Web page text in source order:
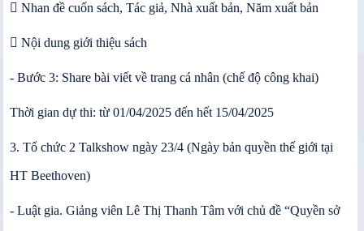
 Nhan đề cuốn sách, Tác giả, Nhà xuất bản, Năm xuất bản
 Nội dung giới thiệu sách
- Bước 3: Share bài viết về trang cá nhân (chế độ công khai)
Thời gian dự thi: từ 01/04/2025 đến hết 15/04/2025
3. Tổ chức 2 Talkshow ngày 23/4 (Ngày bản quyền thế giới tại
HT Beethoven)
- Luật gia. Giảng viên Lê Thị Thanh Tâm với chủ đề “Quyền sở